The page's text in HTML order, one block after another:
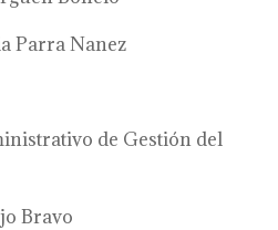
Nanez
de Gestión del
Bravo